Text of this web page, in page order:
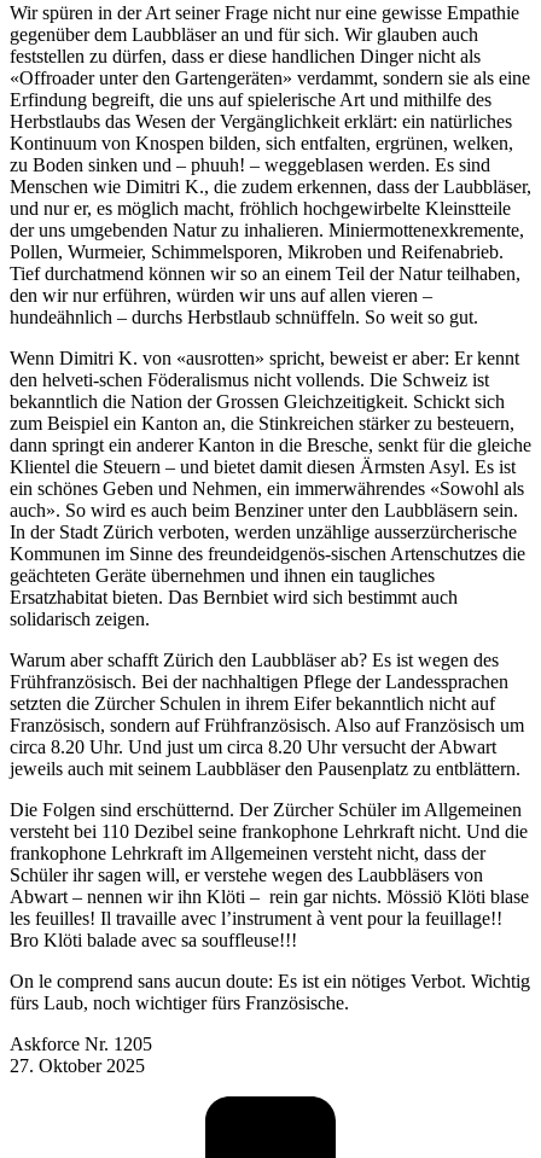
Wir spüren in der Art seiner Frage nicht nur eine gewisse Empathie
gegenüber dem Laubbläser an und für sich. Wir glauben auch
feststellen zu dürfen, dass er diese handlichen Dinger nicht als
«Offroader unter den Gartengeräten» verdammt, sondern sie als eine
Erfindung begreift, die uns auf spielerische Art und mithilfe des
Herbstlaubs das Wesen der Vergänglichkeit erklärt: ein natürliches
Kontinuum von Knospen bilden, sich entfalten, ergrünen, welken,
zu Boden sinken und – phuuh! – weggeblasen werden. Es sind
Menschen wie Dimitri K., die zudem erkennen, dass der Laubbläser,
und nur er, es möglich macht, fröhlich hochgewirbelte Kleinstteile
der uns umgebenden Natur zu inhalieren. Miniermottenexkremente,
Pollen, Wurmeier, Schimmelsporen, Mikroben und Reifenabrieb.
Tief durchatmend können wir so an einem Teil der Natur teilhaben,
den wir nur erführen, würden wir uns auf allen vieren –
hundeähnlich – durchs Herbstlaub schnüffeln. So weit so gut.
Wenn Dimitri K. von «ausrotten» spricht, beweist er aber: Er kennt
den helveti-schen Föderalismus nicht vollends. Die Schweiz ist
bekanntlich die Nation der Grossen Gleichzeitigkeit. Schickt sich
zum Beispiel ein Kanton an, die Stinkreichen stärker zu besteuern,
dann springt ein anderer Kanton in die Bresche, senkt für die gleiche
Klientel die Steuern – und bietet damit diesen Ärmsten Asyl. Es ist
ein schönes Geben und Nehmen, ein immerwährendes «Sowohl als
auch». So wird es auch beim Benziner unter den Laubbläsern sein.
In der Stadt Zürich verboten, werden unzählige ausserzürcherische
Kommunen im Sinne des freundeidgenös-sischen Artenschutzes die
geächteten Geräte übernehmen und ihnen ein taugliches
Ersatzhabitat bieten. Das Bernbiet wird sich bestimmt auch
solidarisch zeigen.
Warum aber schafft Zürich den Laubbläser ab? Es ist wegen des
Frühfranzösisch. Bei der nachhaltigen Pflege der Landessprachen
setzten die Zürcher Schulen in ihrem Eifer bekanntlich nicht auf
Französisch, sondern auf Frühfranzösisch. Also auf Französisch um
circa 8.20 Uhr. Und just um circa 8.20 Uhr versucht der Abwart
jeweils auch mit seinem Laubbläser den Pausenplatz zu entblättern.
Die Folgen sind erschütternd. Der Zürcher Schüler im Allgemeinen
versteht bei 110 Dezibel seine frankophone Lehrkraft nicht. Und die
frankophone Lehrkraft im Allgemeinen versteht nicht, dass der
Schüler ihr sagen will, er verstehe wegen des Laubbläsers von
Abwart – nennen wir ihn Klöti – rein gar nichts. Mössiö Klöti blase
les feuilles! Il travaille avec l’instrument à vent pour la feuillage!!
Bro Klöti balade avec sa souffleuse!!!
On le comprend sans aucun doute: Es ist ein nötiges Verbot. Wichtig
fürs Laub, noch wichtiger fürs Französische.
Askforce Nr. 1205
27. Oktober 2025